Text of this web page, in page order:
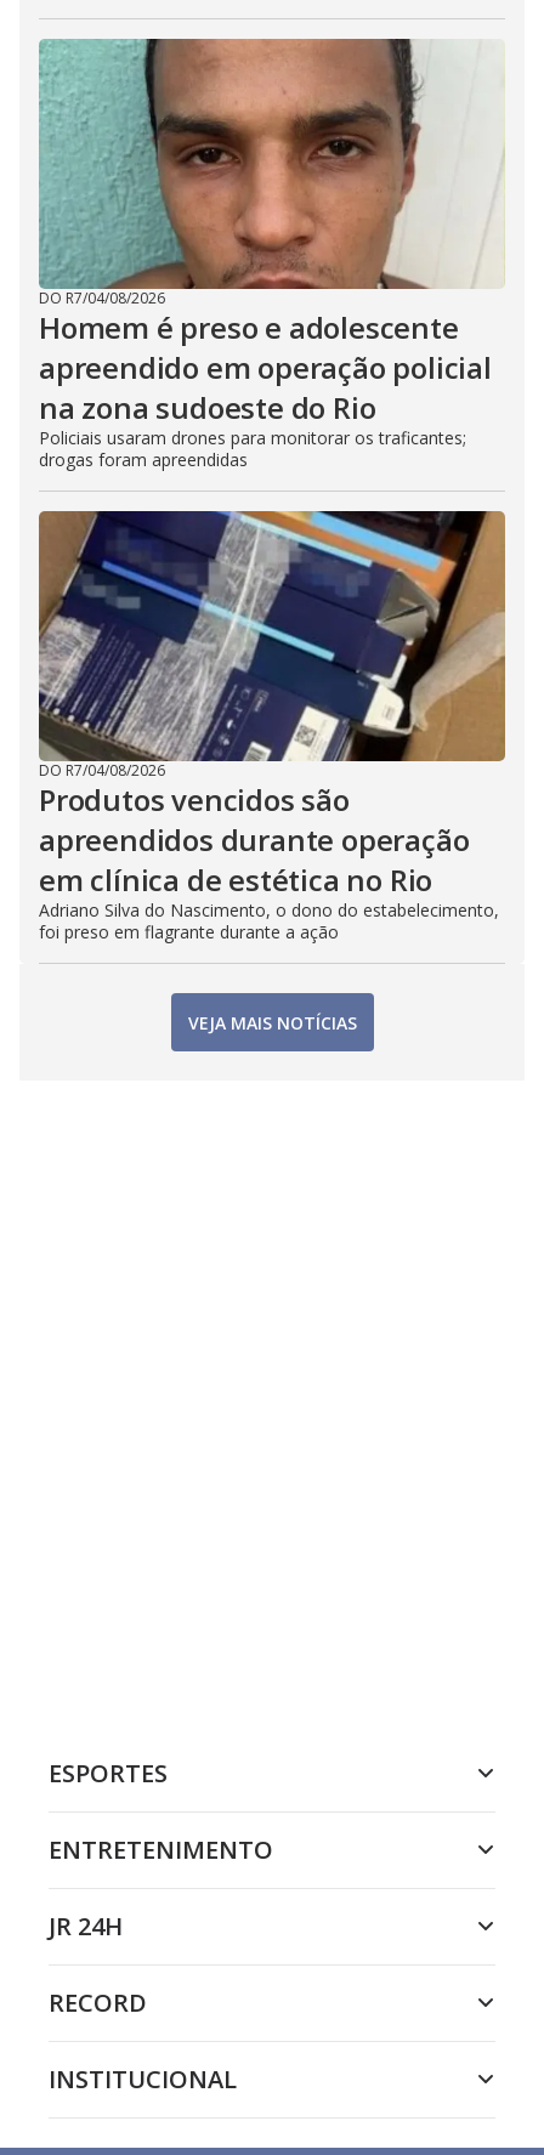
DO R7/04/08/2026
Homem é preso e adolescente
apreendido em operação policial
na zona sudoeste do Rio
Policiais usaram drones para monitorar os traficantes;
drogas foram apreendidas
DO R7/04/08/2026
Produtos vencidos são
apreendidos durante operação
em clínica de estética no Rio
Adriano Silva do Nascimento, o dono do estabelecimento,
foi preso em flagrante durante a ação
VEJA MAIS NOTÍCIAS
ESPORTES
ENTRETENIMENTO
JR 24H
RECORD
INSTITUCIONAL